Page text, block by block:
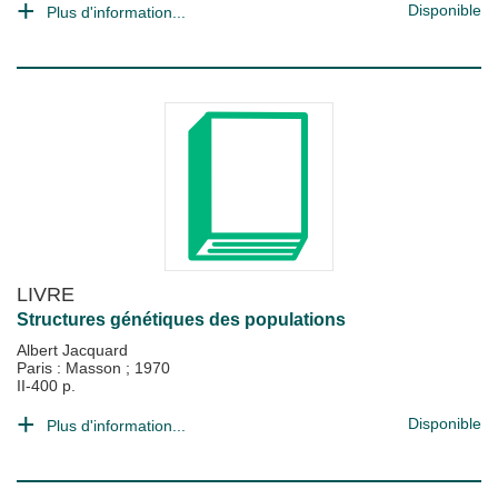
Plus d'information... Disponible
LIVRE
Structures génétiques des populations
Albert Jacquard
Paris : Masson ; 1970
II-400 p.
Plus d'information... Disponible